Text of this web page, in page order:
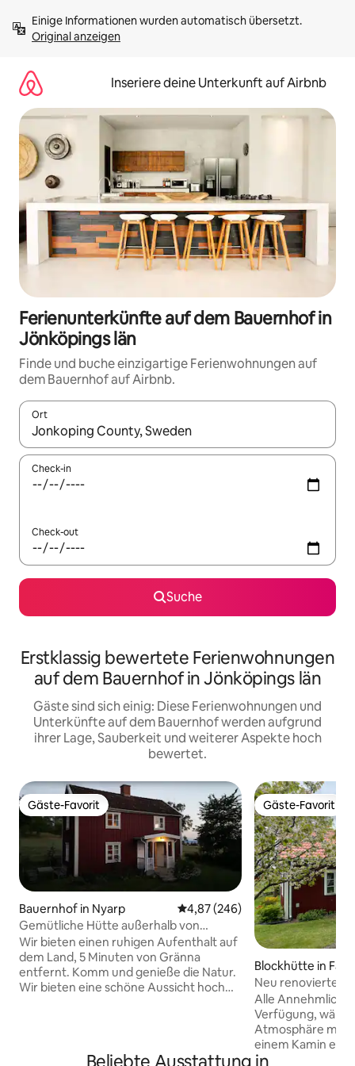
Inhalten
springenOriginal anzeigen
Inseriere deine Unterkunft auf Airbnb
Ferienunterkünfte auf dem Bauernhof in
Jönköpings län
Finde und buche einzigartige Ferienwohnungen auf
dem Bauernhof auf Airbnb.
Ort
Wenn Ergebnisse verfügbar sind, navigiere mit den
Check-in
Check-out
Suche
Erstklassig bewertete Ferienwohnungen
auf dem Bauernhof in Jönköpings län
Gäste sind sich einig: Diese Ferienwohnungen und
Unterkünfte auf dem Bauernhof werden aufgrund
ihrer Lage, Sauberkeit und weiterer Aspekte hoch
bewertet.
Gäste-Favorit
Gäste-Favorit
Bauernhof in Nyarp Durchschnittliche Bewertung:
4,87 (246)
Gemütliche Hütte außerhalb von
Gränna
Wir bieten einen ruhigen Aufenthalt auf
dem Land, 5 Minuten von Gränna
entfernt. Komm und genieße die Natur.
Wir bieten eine schöne Aussicht hoch
eine friedliche Natur. perfekt für
Gäste-Favorit
Gäste-Favorit
Blockhütte in
Neu renoviertes
Jahrhundert in
Alle
Verfügung,
Atmosphäre mit
einem Kamin
Ferienhaus ist